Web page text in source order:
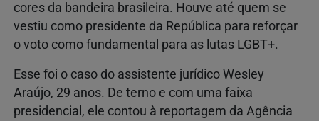
cores da bandeira brasileira. Houve até quem se
vestiu como presidente da República para reforçar
o voto como fundamental para as lutas LGBT+.
Esse foi o caso do assistente jurídico Wesley
Araújo, 29 anos. De terno e com uma faixa
presidencial, ele contou à reportagem da Agência